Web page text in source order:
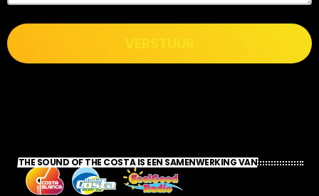
VERSTUUR
THE SOUND OF THE COSTA IS EEN SAMENWERKING VAN